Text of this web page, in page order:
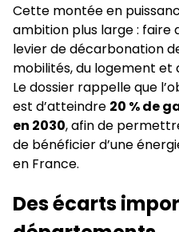
Cette montée en
ambition plus large : faire
levier de décarbonation
mobilités, du logement et
Le dossier rappelle que
est d’atteindre 20 % de
en 2030, afin de
de bénéficier d’une
en France.
Des écarts